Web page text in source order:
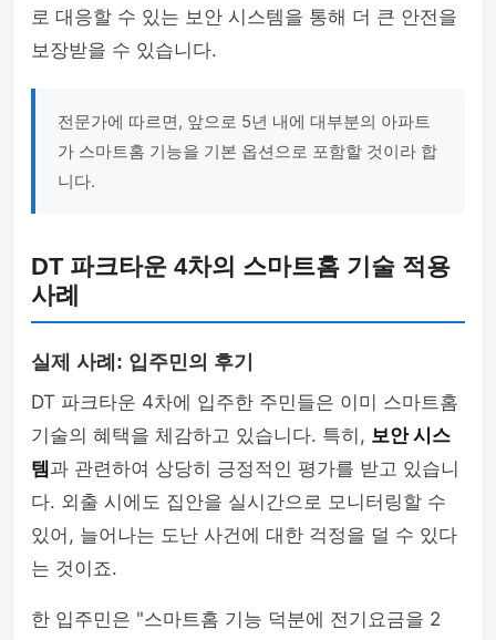
로 대응할 수 있는 보안 시스템을 통해 더 큰 안전을
보장받을 수 있습니다.
전문가에 따르면, 앞으로 5년 내에 대부분의 아파트
가 스마트홈 기능을 기본 옵션으로 포함할 것이라 합
니다.
DT 파크타운 4차의 스마트홈 기술 적용
사례
실제 사례: 입주민의 후기
DT 파크타운 4차에 입주한 주민들은 이미 스마트홈
기술의 혜택을 체감하고 있습니다. 특히, 보안 시스
템 과 관련하여 상당히 긍정적인 평가를 받고 있습니
다. 외출 시에도 집안을 실시간으로 모니터링할 수
있어, 늘어나는 도난 사건에 대한 걱정을 덜 수 있다
는 것이죠.
한 입주민은 "스마트홈 기능 덕분에 전기요금을 2